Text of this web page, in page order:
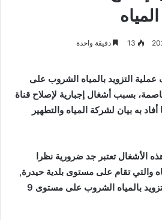
13 دقيقة واحدة
عملية التزويد بالمياه الشروب على
بسبب أشغال إجبارية لإصلاح قناة
به بيان لشركة المياه والتطهير
الأشغال تعتبر جد ضرورية نظرا
والتي تقام على مستوى بلدية حيدرة,
وتسببت في وقف عملية التزويد بالمياه الشروب على مستوى 9